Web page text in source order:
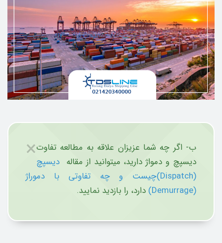
×ب- اگر چه شما عزیزان علاقه به مطالعه تفاوت
دیسپچ و دمواژ دارید، میتوانید از مقاله دیسپچ
(Dispatch)چیست و چه تفاوتی با دموراژ
(Demurrage)
دارد، را بازدید نمایید.